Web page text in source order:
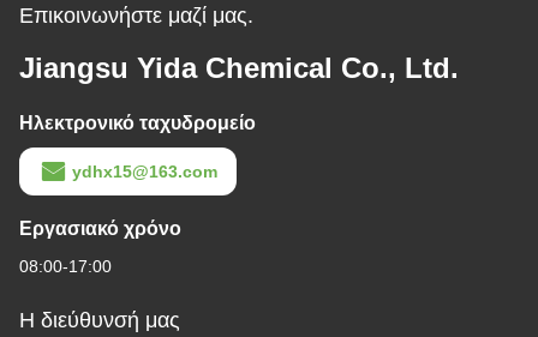
Επικοινωνήστε μαζί μας.
Jiangsu Yida Chemical Co., Ltd.
Ηλεκτρονικό ταχυδρομείο
ydhx15@163.com
Εργασιακό χρόνο
08:00-17:00
Η διεύθυνσή μας